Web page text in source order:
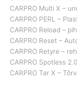
CARPRO Multi X –
CARPRO PERL –
CARPRO Reload –
CARPRO Reset –
CARPRO Retyre –
CARPRO Spotless
CARPRO Tar X –